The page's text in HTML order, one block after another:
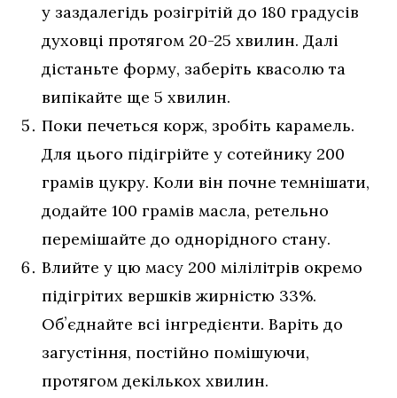
у заздалегідь розігрітій до 180 градусів
духовці протягом 20-25 хвилин. Далі
дістаньте форму, заберіть квасолю та
випікайте ще 5 хвилин.
Поки печеться корж, зробіть карамель.
Для цього підігрійте у сотейнику 200
грамів цукру. Коли він почне темнішати,
додайте 100 грамів масла, ретельно
перемішайте до однорідного стану.
Влийте у цю масу 200 мілілітрів окремо
підігрітих вершків жирністю 33%.
Обʼєднайте всі інгредієнти. Варіть до
загустіння, постійно помішуючи,
протягом декількох хвилин.